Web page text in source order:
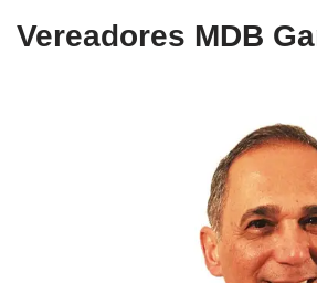
Vereadores MDB